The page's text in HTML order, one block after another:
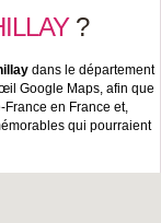
?
dans le département
Google Maps, afin que
en France et,
qui pourraient